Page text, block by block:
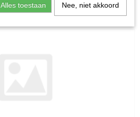
Alles toestaan Nee, niet akkoord